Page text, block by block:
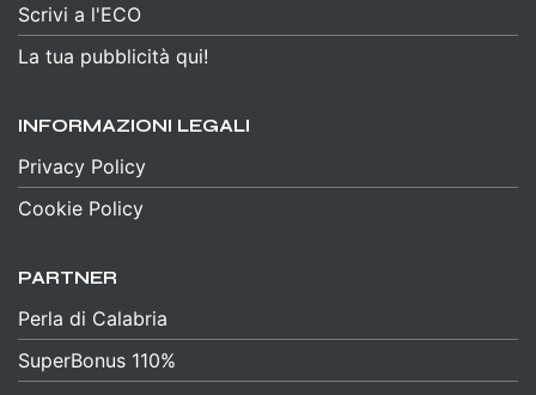
Scrivi a l'ECO
La tua pubblicità qui!
INFORMAZIONI LEGALI
Privacy Policy
Cookie Policy
PARTNER
Perla di Calabria
SuperBonus 110%